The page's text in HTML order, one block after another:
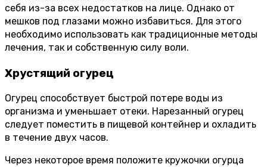
себя из-за всех недостатков на лице. Однако от
мешков под глазами можно избавиться. Для этого
необходимо использовать как традиционные методы
лечения, так и собственную силу воли.
Хрустящий огурец
Огурец способствует быстрой потере воды из
организма и уменьшает отеки. Нарезанный огурец
следует поместить в пищевой контейнер и охладить
в течение двух часов.
Через некоторое время положите кружочки огурца